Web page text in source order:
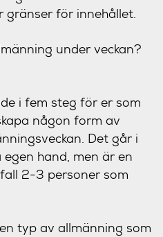
gränser för innehållet.
under veckan?
i fem steg för er som
någon form av
Det går i
hand, men är en
2-3 personer som
typ av allmänning som